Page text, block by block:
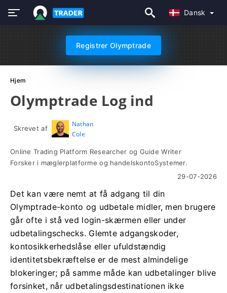
Dansk
Registrer Olymptrade
Hjem
Olymptrade Log ind
Skrevet af
Nathan
Cole
Online Trading Platform Researcher og Guide Writer
Forsker i mæglerplatforme og handelskontoSystemer.
29-07-2026
Det kan være nemt at få adgang til din
Olymptrade-konto og udbetale midler, men brugere
går ofte i stå ved login-skærmen eller under
udbetalingschecks. Glemte adgangskoder,
kontosikkerhedslåse eller ufuldstændig
identitetsbekræftelse er de mest almindelige
blokeringer; på samme måde kan udbetalinger blive
forsinket, når udbetalingsdestinationen ikke